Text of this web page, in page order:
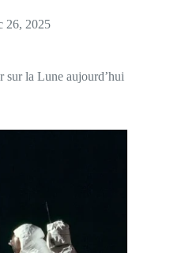
26, 2025
sur la Lune aujourd’hui